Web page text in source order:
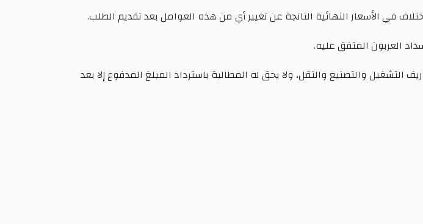
في الأسعار النهائية الناتجة عن تغيير أي من هذه العوامل بعد تقديم الطلب.
العربون المتفق عليه.
والتصنيع والنقل، ولا يحق له المطالبة باسترداد المبلغ المدفوع إلا بعد